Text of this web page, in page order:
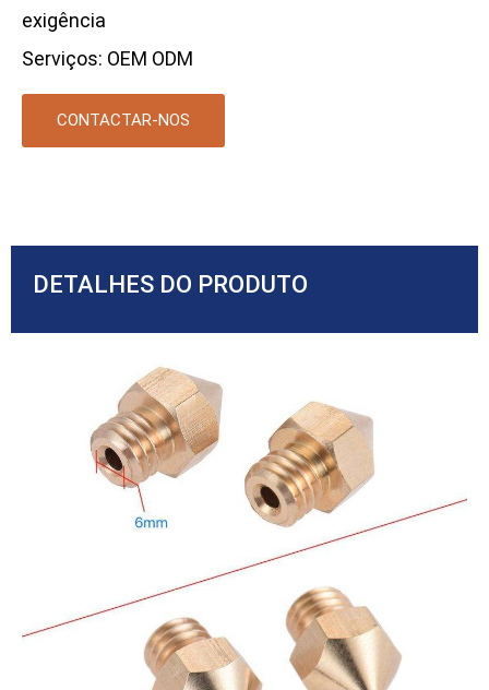
exigência
Serviços: OEM ODM
CONTACTAR-NOS
DETALHES DO PRODUTO